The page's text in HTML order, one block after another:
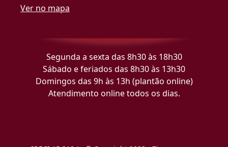
Ver no mapa
Segunda a sexta das 8h30 às 18h30
Sábado e feriados das 8h30 às 13h30
Domingos das 9h às 13h (plantão online)
Atendimento online todos os dias.